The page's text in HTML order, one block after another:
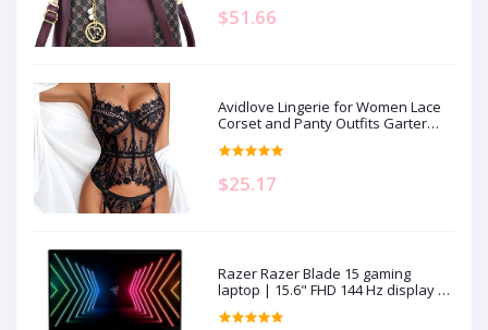
$51.66
Avidlove Lingerie for Women Lace
Corset and Panty Outfits Garter
Lingerie Sets S-XXL
$25.17
Razer Razer Blade 15 gaming
laptop | 15.6" FHD 144 Hz display |
Intel Core i7-11800H | 16GB RAM |
512GB SSD storage | NVIDIA RTX